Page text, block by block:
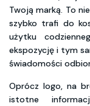
Twoją marką. To
szybko trafi do
użytku
ekspozycję i tym
świadomości
Oprócz logo, na
istotne